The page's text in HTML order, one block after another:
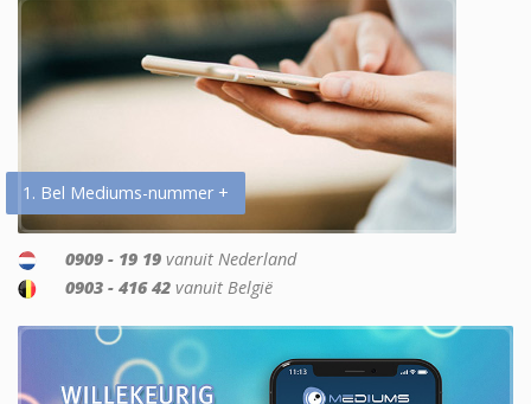
1. Bel Mediums-nummer +
0909 - 19 19 vanuit Nederland
0903 - 416 42 vanuit België